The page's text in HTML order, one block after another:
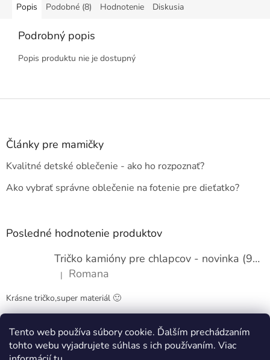
Tento web používa súbory cookie. Ďalším prechádzaním
tohto webu vyjadrujete súhlas s ich používaním. Viac
Popis Podobné (8) Hodnotenie Diskusia
Podrobný popis
Popis produktu nie je dostupný
Z
Články pre mamičky
Kvalitné detské oblečenie - ako ho rozpoznať?
Ako vybrať správne oblečenie na fotenie pre dieťatko?
Posledné hodnotenie produktov
Tričko kamióny pre chlapcov - novinka (98-134)
Hodnotenie produktu je 5 z 5 hviezdičiek.
| Romana
Krásne tričko,super materiál 🙂
Obchodné podmienky Kontakty